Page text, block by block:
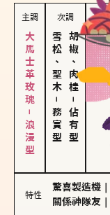
主調
大馬士革玫瑰－浪漫型
次調
雪松、聖木
－
務實型
胡椒、肉桂
－
佔有型
特性
驚喜製造機
關係神隊友